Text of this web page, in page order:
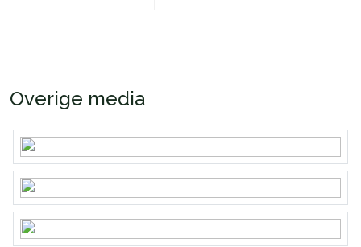
Overige media